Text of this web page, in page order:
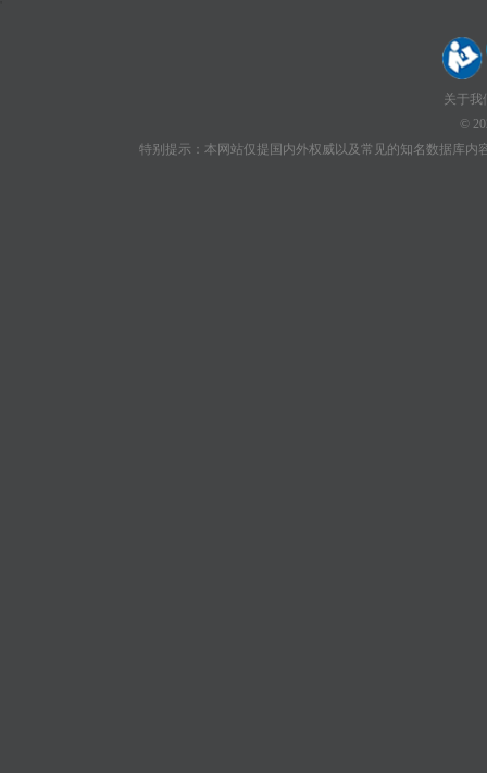
关于我
©
特别提示：本网站仅提国内外权威以及常见的知名数据库